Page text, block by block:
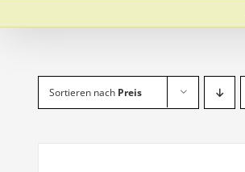
Sortieren nach Preis